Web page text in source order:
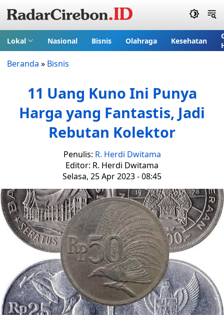
Lokal Nasional Bisnis Olahraga Kesehatan
Beranda » Bisnis
11 Uang Kuno Ini Punya
Harga yang Fantastis, Jadi
Rebutan Kolektor
Penulis: R. Herdi Dwitama
Editor: R. Herdi Dwitama
Selasa, 25 Apr 2023 - 08:45